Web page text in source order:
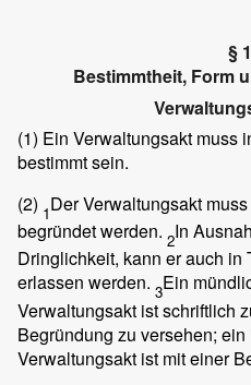
§
Bestimmtheit, Form
(1) Ein Verwaltungsakt muss
bestimmt sein.
(2) 1Der Verwaltungsakt
begründet werden. 2In
Dringlichkeit, kann er auch in
erlassen werden. 3Ein
Verwaltungsakt ist schriftlich
Begründung zu versehen;
Verwaltungsakt ist mit einer